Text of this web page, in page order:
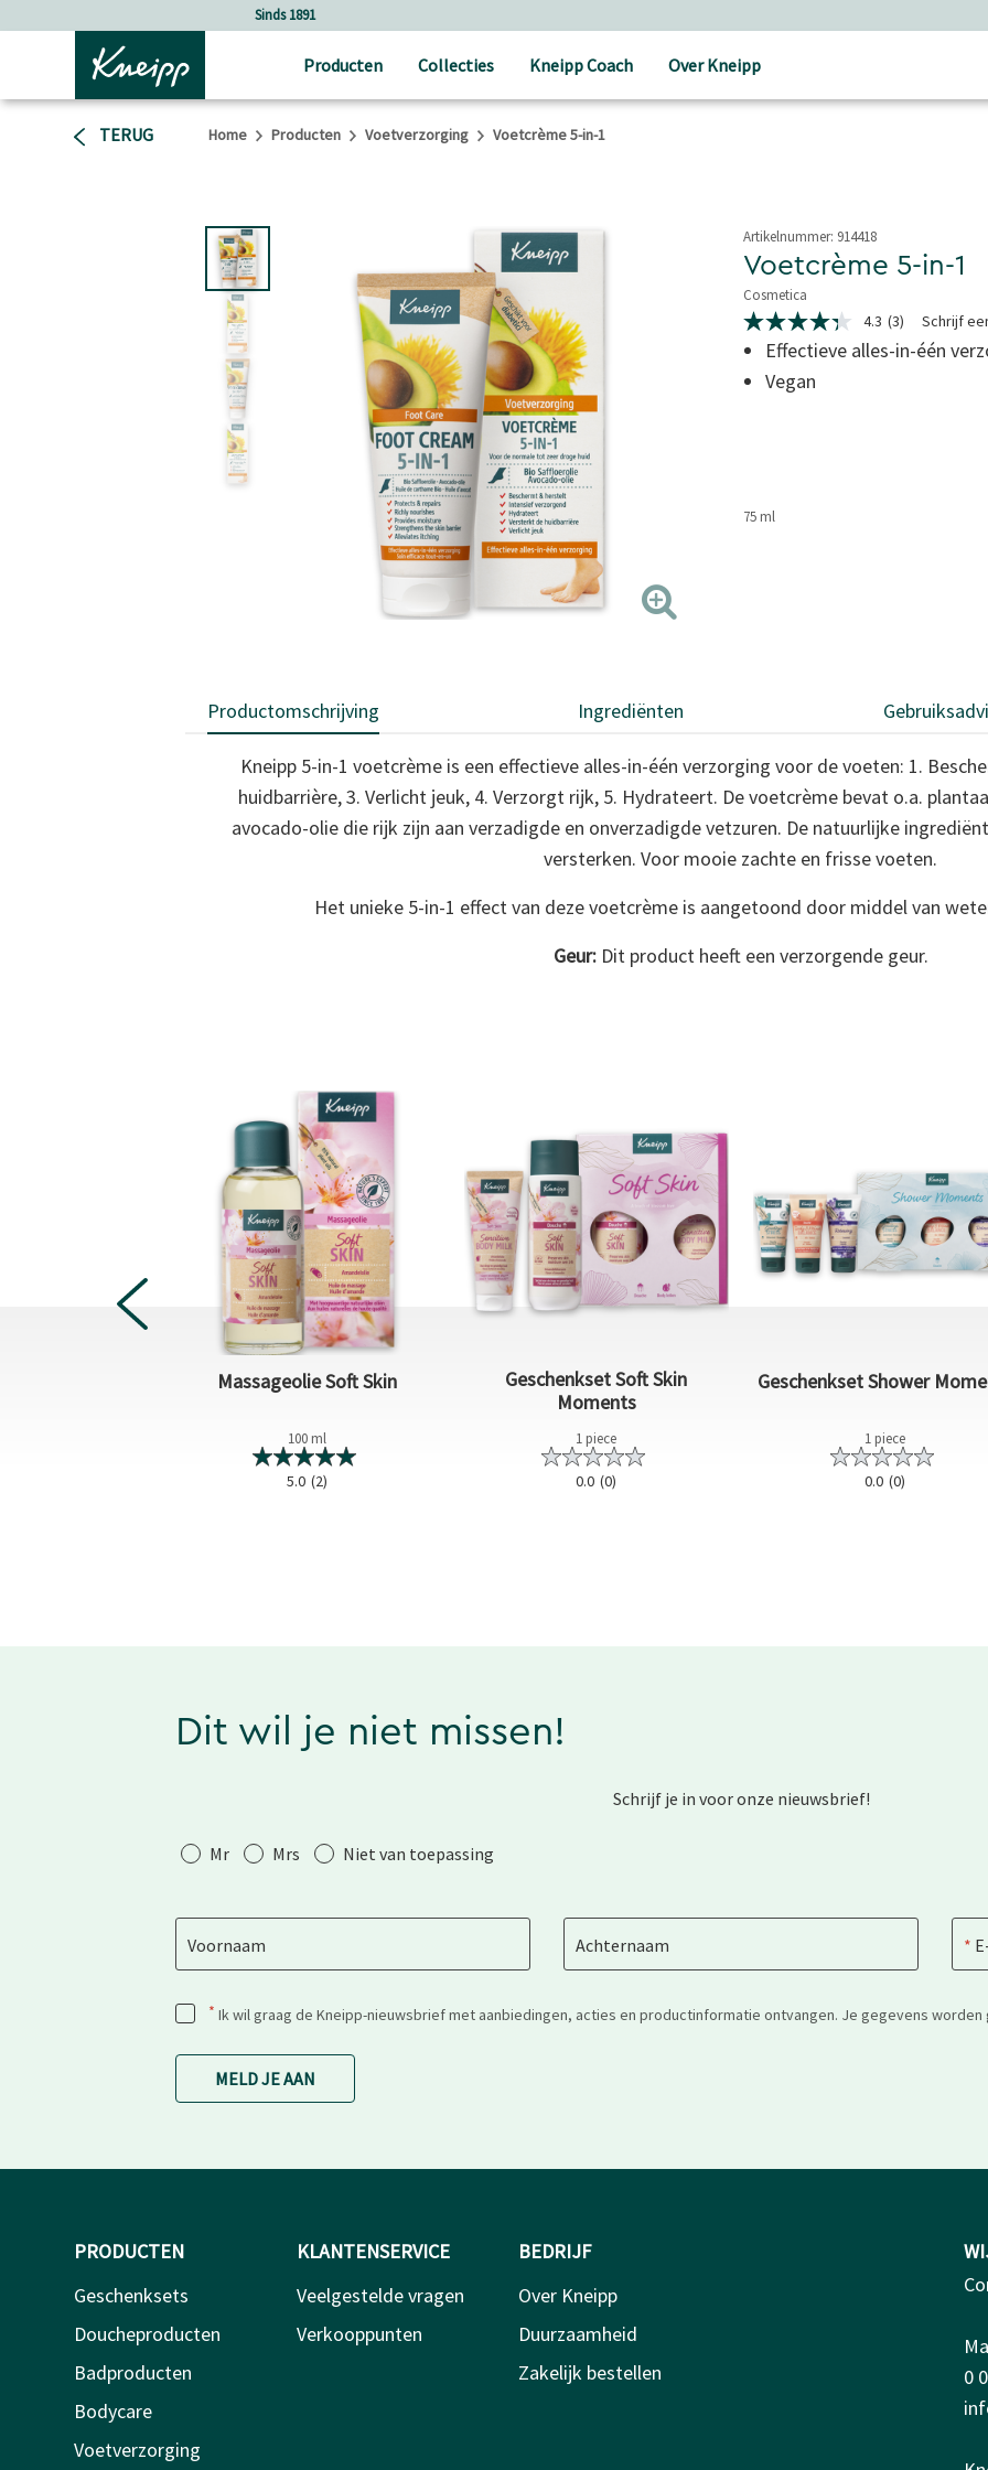
Sinds 1891
Producten Collecties Kneipp Coach Over Kneipp
TERUG Home Producten Voetverzorging Voetcrème 5-in-1
Artikelnummer: 914418
Voetcrème 5-in-1
Cosmetica
3,6 van 5 sterren
4.3
van
sterren,
gemiddelde
paginalink.
4.3 (3) Schrijf
Effectieve alles-in-één
Vegan
75 ml
Productomschrijving Ingrediënten
Kneipp 5-in-1 voetcrème is een effectieve alles-in-één verzorging voor de voeten: 1.
huidbarrière, 3. Verlicht jeuk, 4. Verzorgt rijk, 5. Hydrateert. De voetcrème bevat o.a.
avocado-olie die rijk zijn aan verzadigde en onverzadigde vetzuren. De natuurlijke
versterken. Voor mooie zachte en frisse voeten.
Het unieke 5-in-1 effect van deze voetcrème is aangetoond door middel van
Geur: Dit product heeft een verzorgende geur.
Massageolie Soft Skin
100 ml
5.0 (2)
Geschenkset Soft Skin
Moments
1 piece
0.0 (0)
Geschenkset Shower
1 piece
0.0 (0)
Dit wil je niet missen!
Schrijf je in voor onze nieuwsbrief!
Aanhef
Mr Mrs Niet van toepassing
Voornaam Achternaam
* Ik wil graag de Kneipp-nieuwsbrief met aanbiedingen, acties en productinformatie ontvangen. Je gegevens
MELD JE AAN
PRODUCTEN
Geschenksets
Doucheproducten
Badproducten
Bodycare
Voetverzorging
KLANTENSERVICE
Veelgestelde vragen
Verkooppunten
BEDRIJF
Over Kneipp
Duurzaamheid
Zakelijk bestellen
0